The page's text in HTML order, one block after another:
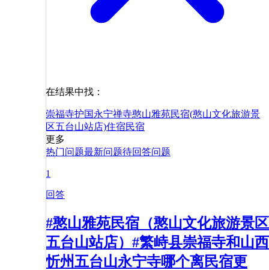
在结果中找：
崇福寺护国永宁禅寺憨山雅苑民宿(憨山文化旅游景
区五台山站店)住宿民宿
更多
热门问题最新问题待回答问题
1
回答
#憨山雅苑民宿（憨山文化旅游景区
五台山站店）#繁峙县崇福寺和山西
忻州五台山永宁寺哪个离民宿更